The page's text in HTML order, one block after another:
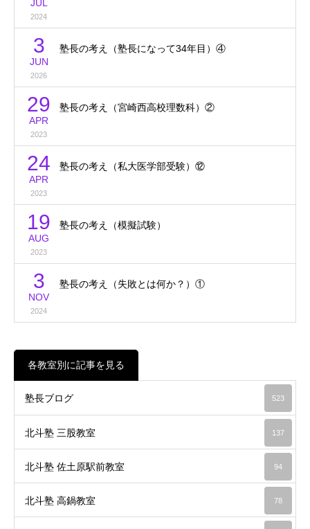
JUL
2024
3
JUN
2026
塾長の考え（塾長になって34年目）④
29
APR
2023
塾長の考え（宮崎西高校理数科）②
24
APR
2023
塾長の考え（私大医学部受験）⑫
19
AUG
2023
塾長の考え（模擬試験）
3
NOV
2024
塾長の考え（失敗とは何か？）①
各教室別に記事を見る
塾長ブログ 523
北斗塾 三股教室 137
北斗塾 佐土原駅前教室 94
北斗塾 高鍋教室 78